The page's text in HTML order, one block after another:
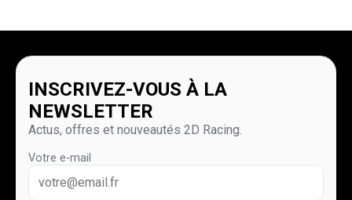
INSCRIVEZ-VOUS À LA
NEWSLETTER
Actus, offres et nouveautés 2D Racing.
Votre e-mail